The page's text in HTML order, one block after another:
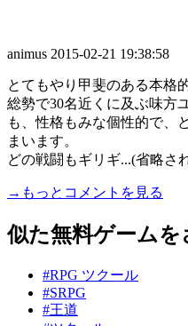
animus 2015-02-21 19:38:58
とてもやり甲斐のある本格
総勢で30名近くに及ぶ味方
も、性格もみな個性的で、
まいます。
どの戦闘もギリギ...(省略さ
→もっとコメントを見る
似た無料ゲームを
#RPG ツクール
#SRPG
#王道